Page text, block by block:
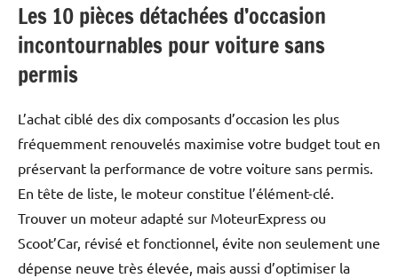
Les 10 pièces détachées d’occasion
incontournables pour voiture sans
permis
L’achat ciblé des dix composants d’occasion les plus
fréquemment renouvelés maximise votre budget tout en
préservant la performance de votre voiture sans permis.
En tête de liste, le moteur constitue l’élément-clé.
Trouver un moteur adapté sur MoteurExpress ou
Scoot’Car, révisé et fonctionnel, évite non seulement une
dépense neuve très élevée, mais aussi d’optimiser la